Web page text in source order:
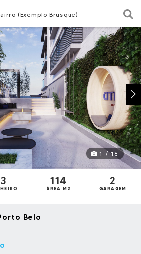
(Exemplo Brusque)
1 / 18
3 114
ÁREA M2
2
GARAGEM
Belo